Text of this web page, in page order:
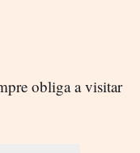
obliga a visitar